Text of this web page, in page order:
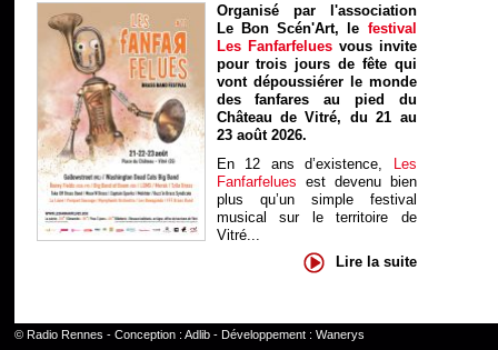
Organisé par l'association
Le Bon Scén'Art, le festival
Les Fanfarfelues vous invite
pour trois jours de fête qui
vont dépoussiérer le monde
des fanfares au pied du
Château de Vitré, du 21 au
23 août 2026.
En 12 ans d’existence, Les
Fanfarfelues est devenu bien
plus qu’un simple festival
musical sur le territoire de
Vitré...
Lire la suite
© Radio Rennes - Conception : Adlib- Développement : Wanerys